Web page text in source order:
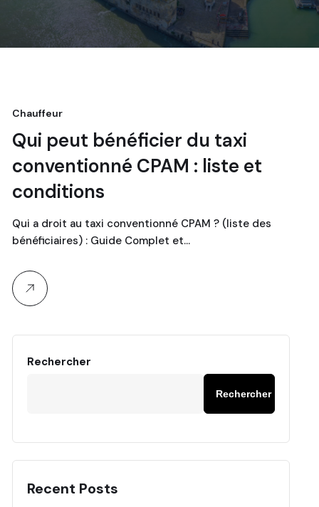
Chauffeur
Qui peut bénéficier du taxi
conventionné CPAM : liste et
conditions
Qui a droit au taxi conventionné CPAM ? (liste des
bénéficiaires) : Guide Complet et…
Rechercher
Rechercher
Recent Posts